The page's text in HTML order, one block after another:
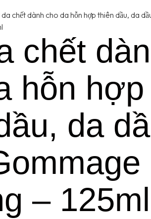
da chết dành cho da hỗn hợp thiên dầu, da
chết
hỗn hợp
da
– 125ml